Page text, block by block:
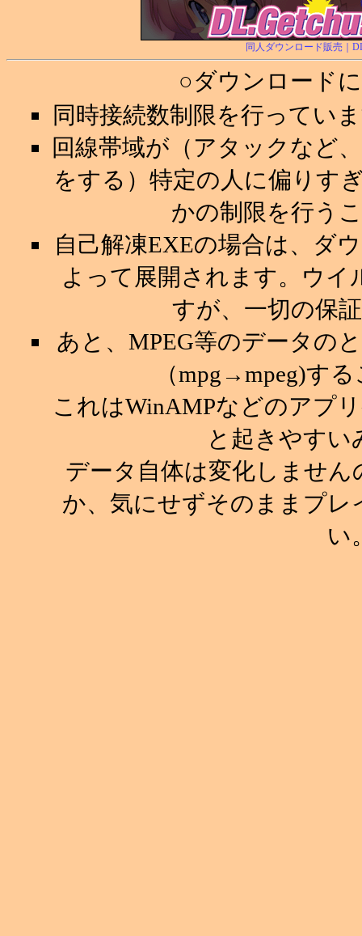
同人ダウンロード販売｜
○ダウンロード
同時接続数制限を行ってい
回線帯域が（アタックなど
をする）特定の人に偏りす
かの制限を行う
自己解凍EXEの場合は、ダ
よって展開されます。ウ
すが、一切の保
あと、MPEG等のデータの
（mpg→mpeg)す
これはWinAMPなどのアプ
と起きやすい
データ自体は変化しませ
か、気にせずそのままプ
い